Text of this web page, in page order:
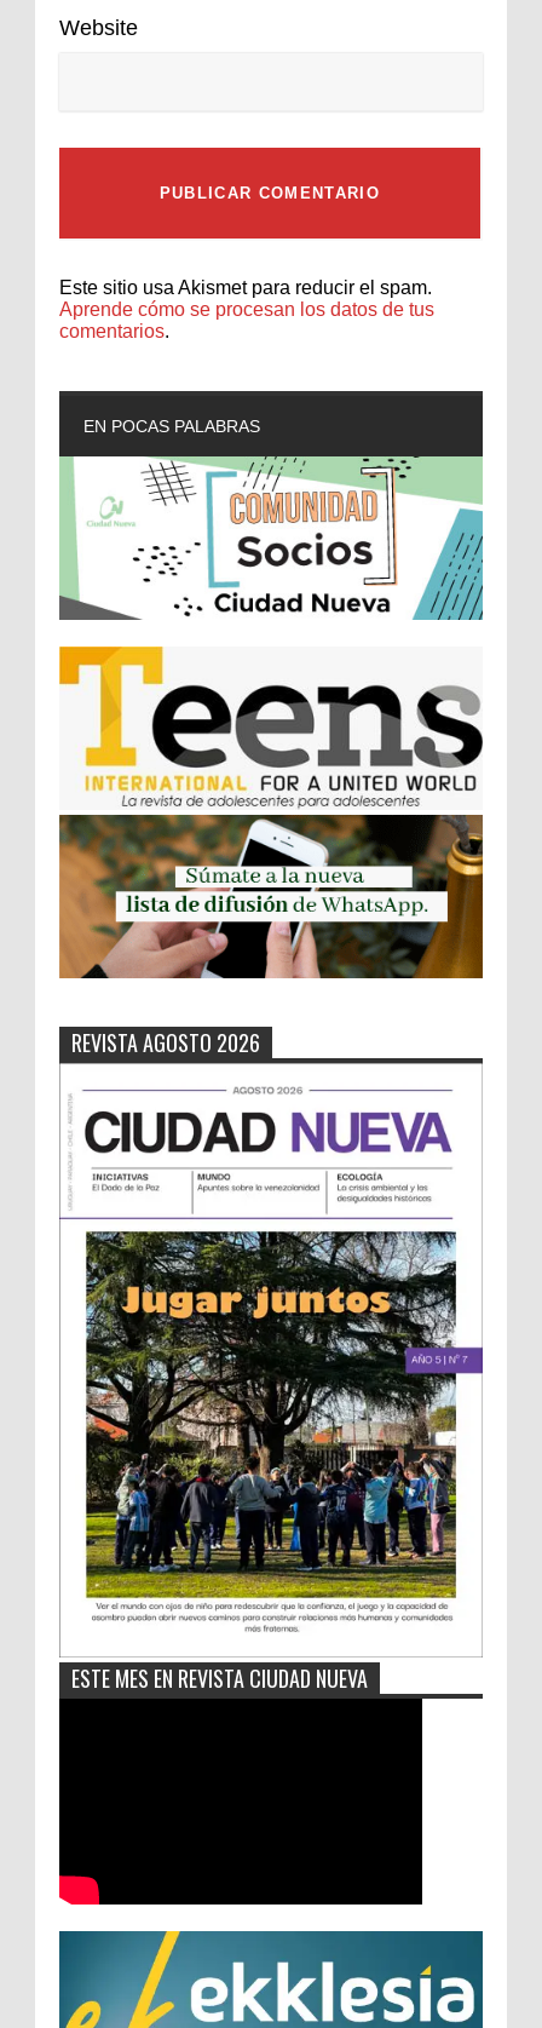
Website
Este sitio usa Akismet para reducir el spam.
Aprende cómo se procesan los datos de tus
comentarios.
EN POCAS PALABRAS
REVISTA AGOSTO 2026
ESTE MES EN REVISTA CIUDAD NUEVA